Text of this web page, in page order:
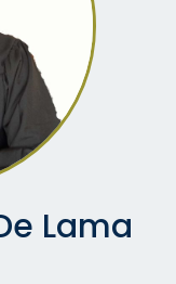
Lama